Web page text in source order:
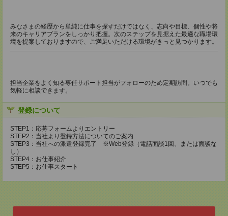
みなさまの経歴から単純に仕事を探すだけではなく、志向や目標、個性や将
来のキャリアプランをしっかり把握。次のステップを見据えた最適な職場環
境を提案しておりますので、ご満足いただける環境がきっと見つかります。
担当企業をよく知る専任サポート担当がフォローのため定期訪問。いつでも
気軽に相談できます。
登録について
STEP1：応募フォームよりエントリー
STEP2：当社より登録方法についてのご案内
STEP3：当社への派遣登録完了 ※Web登録（電話面談1回、または面談な
し）
STEP4：お仕事紹介
STEP5：お仕事スタート